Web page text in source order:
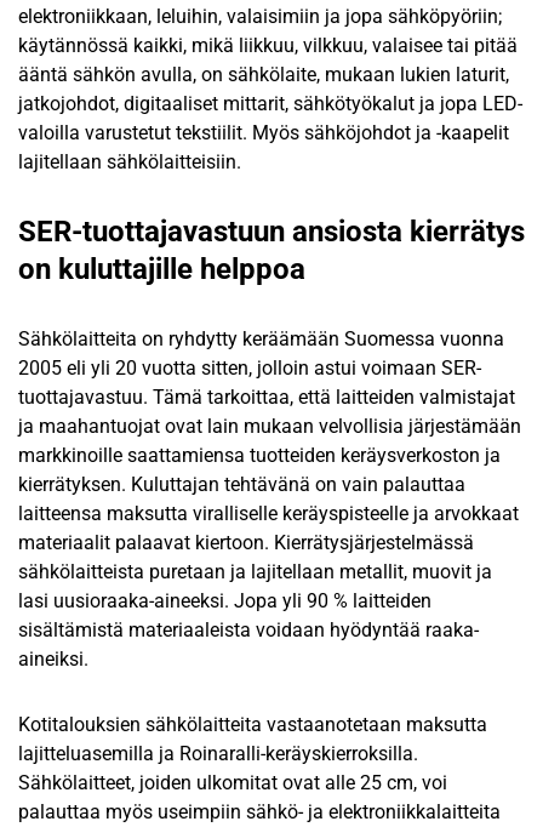
elektroniikkaan, leluihin, valaisimiin ja jopa sähköpyöriin;
käytännössä kaikki, mikä liikkuu, vilkkuu, valaisee tai pitää
ääntä sähkön avulla, on sähkölaite, mukaan lukien laturit,
jatkojohdot, digitaaliset mittarit, sähkötyökalut ja jopa LED-
valoilla varustetut tekstiilit. Myös sähköjohdot ja -kaapelit
lajitellaan sähkölaitteisiin.
SER-tuottajavastuun ansiosta kierrätys
on kuluttajille helppoa
Sähkölaitteita on ryhdytty keräämään Suomessa vuonna
2005 eli yli 20 vuotta sitten, jolloin astui voimaan SER-
tuottajavastuu. Tämä tarkoittaa, että laitteiden valmistajat
ja maahantuojat ovat lain mukaan velvollisia järjestämään
markkinoille saattamiensa tuotteiden keräysverkoston ja
kierrätyksen. Kuluttajan tehtävänä on vain palauttaa
laitteensa maksutta viralliselle keräyspisteelle ja arvokkaat
materiaalit palaavat kiertoon. Kierrätysjärjestelmässä
sähkölaitteista puretaan ja lajitellaan metallit, muovit ja
lasi uusioraaka-aineeksi. Jopa yli 90 % laitteiden
sisältämistä materiaaleista voidaan hyödyntää raaka-
aineiksi.
Kotitalouksien sähkölaitteita vastaanotetaan maksutta
lajitteluasemilla ja Roinaralli-keräyskierroksilla.
Sähkölaitteet, joiden ulkomitat ovat alle 25 cm, voi
palauttaa myös useimpiin sähkö- ja elektroniikkalaitteita